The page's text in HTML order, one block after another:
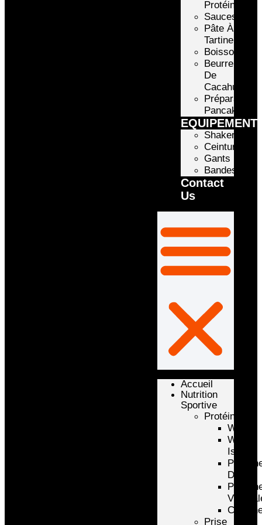
Protéinée
Sauces
Pâte À
Tartiner
Boissons
Beurre
De
Cacahuète
Préparation
Pancake
Shakers
Ceintures
Gants
Bandes
Contact
Us
Accueil
Nutrition
Sportive
Protéines
Whey
Whey
Isolate
D’oeuf
Prise